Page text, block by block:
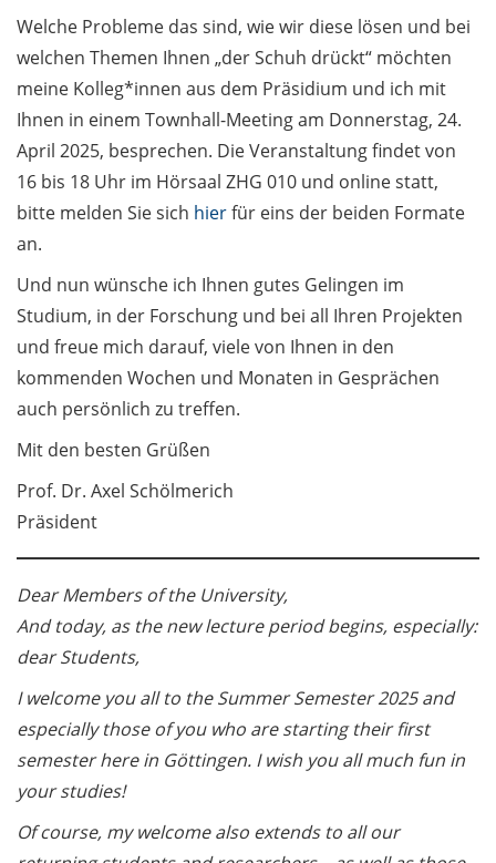
Beschäftigte /
Staff 4.2
Angebote der
Personalentwicklung
/ Personnel
development offers
(in German)
Welche Probleme das sind, wie wir diese lösen und bei
welchen Themen Ihnen „der Schuh drückt“ möchten
meine Kolleg*innen aus dem Präsidium und ich mit
Ihnen in einem Townhall-Meeting am Donnerstag, 24.
April 2025, besprechen. Die Veranstaltung findet von
16 bis 18 Uhr im Hörsaal ZHG 010 und online statt,
bitte melden Sie sich hierfür eins der beiden Formate
an.
Und nun wünsche ich Ihnen gutes Gelingen im
Studium, in der Forschung und bei all Ihren Projekten
und freue mich darauf, viele von Ihnen in den
kommenden Wochen und Monaten in Gesprächen
auch persönlich zu treffen.
Mit den besten Grüßen
Prof. Dr. Axel Schölmerich
Präsident
Dear Members of the University,
And today, as the new lecture period begins, especially:
dear Students,
I welcome you all to the Summer Semester 2025 and
especially those of you who are starting their first
semester here in Göttingen. I wish you all much fun in
your studies!
Of course, my welcome also extends to all our